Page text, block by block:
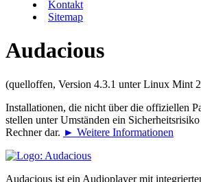
Kontakt
Sitemap
Audacious
(quelloffen, Version 4.3.1 unter Linux Mint
Installationen, die nicht über die offiziellen
stellen unter Umständen ein
Rechner dar. ► Weitere Informationen
Audacious ist ein Audioplayer mit